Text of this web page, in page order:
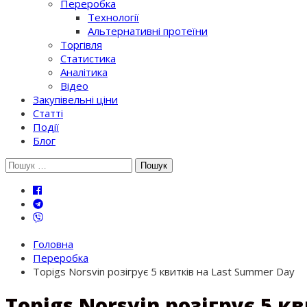
Переробка
Технології
Альтернативні протеїни
Торгівля
Статистика
Аналітика
Відео
Закупівельні ціни
Статті
Події
Блог
Шукати:
Головна
Переробка
Topigs Norsvin розігрує 5 квитків на Last Summer Day